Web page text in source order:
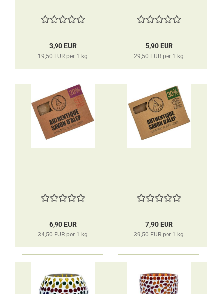
3,90 EUR
19,50 EUR per 1 kg
5,90 EUR
29,50 EUR per 1 kg
6,90 EUR
34,50 EUR per 1 kg
7,90 EUR
39,50 EUR per 1 kg